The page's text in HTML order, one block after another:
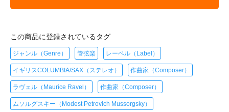
この商品に登録されているタグ
ジャンル（Genre） 管弦楽 レーベル（Label）
イギリスCOLUMBIA/SAX（ステレオ） 作曲家（Composer）
ラヴェル（Maurice Ravel） 作曲家（Composer）
ムソルグスキー（Modest Petrovich Mussorgsky）